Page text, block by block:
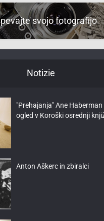
svojo fotografijo
Notizie
"Prehajanja" Ane Haberman
ogled v Koroški osrednji
Anton Aškerc in zbiralci